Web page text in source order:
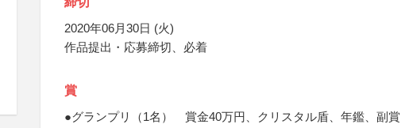
2020年06月30日 (火)
作品提出・応募締切、必着
賞
●グランプリ（1名） 賞金40万円、クリスタル盾、年鑑、副賞